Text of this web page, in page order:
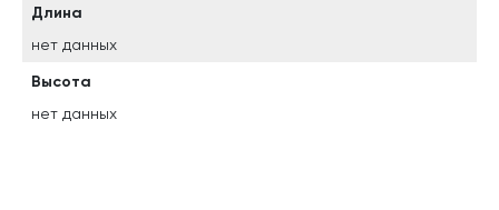
Длина
нет данных
Высота
нет данных